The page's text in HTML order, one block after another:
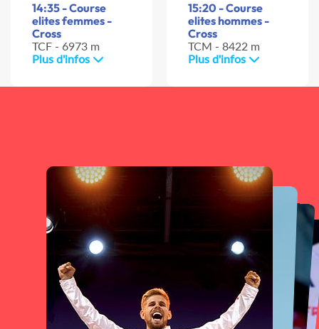
14:35 - Course
elites femmes -
Cross
TCF - 6973 m
Plus d'infos
15:20 - Course
elites hommes -
Cross
TCM - 8422 m
Plus d'infos